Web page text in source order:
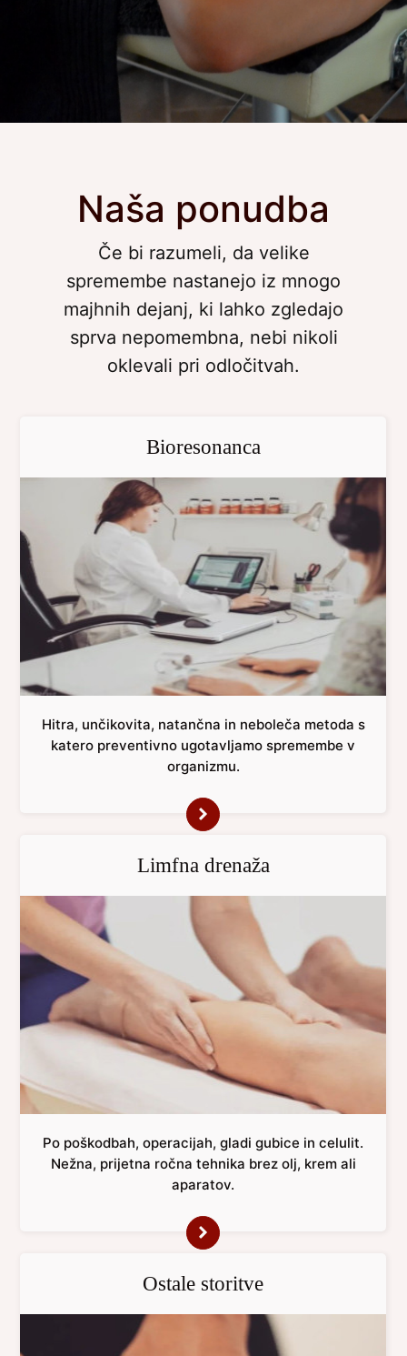
Naša ponudba
Če bi razumeli, da velike
spremembe nastanejo iz mnogo
majhnih dejanj, ki lahko zgledajo
sprva nepomembna, nebi nikoli
oklevali pri odločitvah.
Bioresonanca
Hitra, unčikovita, natančna in neboleča metoda s
katero preventivno ugotavljamo spremembe v
organizmu.
Limfna drenaža
Po poškodbah, operacijah, gladi gubice in celulit.
Nežna, prijetna ročna tehnika brez olj, krem ali
aparatov.
Ostale storitve